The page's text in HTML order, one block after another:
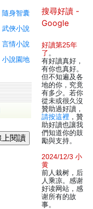
隨身智囊
武俠小說
言情小說
小說園地
搜尋好讀 -
Google
好讀第25年
了 。
有好讀真好，
有你也真好。
但不知遍及各
地的你，究竟
有多少。若你
從未或很久沒
贊助過好讀，
請按這裡 ，贊
助好讀也讓我
們知道你的鼓
勵與支持。
2024/12/3 小
黄
前人栽树，后
人乘凉。感谢
好读网站，感
谢所有的故
事。